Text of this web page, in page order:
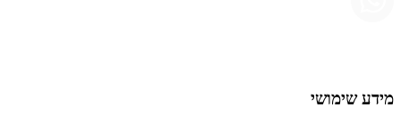
מידע שימושי